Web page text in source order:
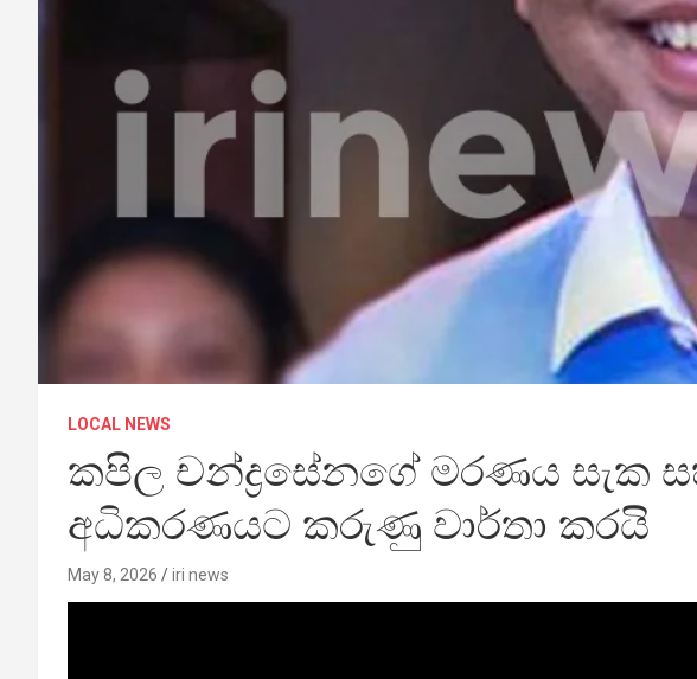
LOCAL NEWS
කපිල චන්ද්‍රසේනගේ මරණය සැක
අධිකරණයට කරුණු වාර්තා කරයි
May 8, 2026 iri news